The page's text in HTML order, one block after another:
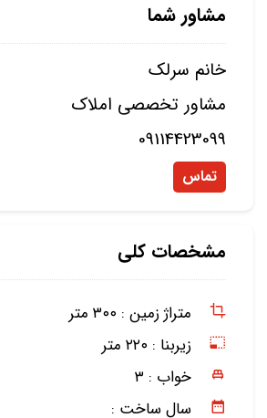
مشاور شما
خانم سرلک
مشاور تخصصی املاک
09114423099
تماس
مشخصات کلی
متراژ زمین : ۳۰۰ متر
زیربنا : ۲۲۰ متر
خواب : ۳
سال ساخت :